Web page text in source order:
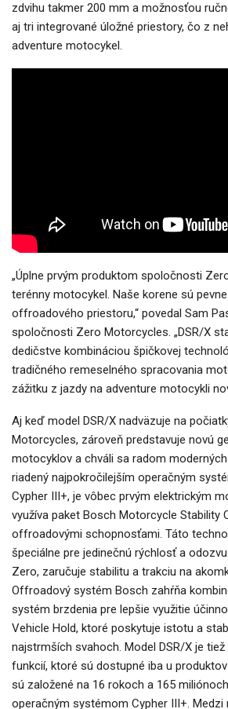
zdvihu takmer 200 mm a možnosťou
aj tri integrované úložné priestory, čo z
adventure motocykel.
„Úplne prvým produktom spoločnosti
terénny motocykel. Naše korene sú
offroadového priestoru,“ povedal Sam
spoločnosti Zero Motorcycles. „DSR/X
dedičstve kombináciou špičkovej
tradičného remeselného spracovania
zážitku z jazdy na adventure motocykli
Aj keď model DSR/X nadväzuje na
Motorcycles, zároveň predstavuje novú
motocyklov a chváli sa radom moderných
riadený najpokročilejším operačným
Cypher III+, je vôbec prvým elektrickým
využíva paket Bosch Motorcycle Stability
offroadovými schopnosťami. Táto
špeciálne pre jedinečnú rýchlosť a
Zero, zaručuje stabilitu a trakciu na
Offroadový systém Bosch zahŕňa
systém brzdenia pre lepšie využitie
Vehicle Hold, ktoré poskytuje istotu a
najstrmších svahoch. Model DSR/X je tiež
funkcií, ktoré sú dostupné iba u
sú založené na 16 rokoch a 165
operačným systémom Cypher III+. Medzi